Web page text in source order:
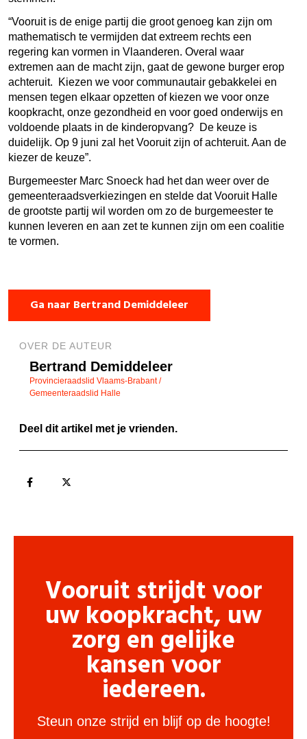
“Vooruit is de enige partij die groot genoeg kan zijn om
mathematisch te vermijden dat extreem rechts een
regering kan vormen in Vlaanderen. Overal waar
extremen aan de macht zijn, gaat de gewone burger erop
achteruit. Kiezen we voor communautair gebakkelei en
mensen tegen elkaar opzetten of kiezen we voor onze
koopkracht, onze gezondheid en voor goed onderwijs en
voldoende plaats in de kinderopvang? De keuze is
duidelijk. Op 9 juni zal het Vooruit zijn of achteruit. Aan de
kiezer de keuze”.
Burgemeester Marc Snoeck had het dan weer over de
gemeenteraadsverkiezingen en stelde dat Vooruit Halle
de grootste partij wil worden om zo de burgemeester te
kunnen leveren en aan zet te kunnen zijn om een coalitie
te vormen.
Ga naar Bertrand Demiddeleer
OVER DE AUTEUR
Bertrand Demiddeleer
Provincieraadslid Vlaams-Brabant /
Gemeenteraadslid Halle
Deel dit artikel met je vrienden.
Vooruit strijdt voor
uw koopkracht, uw
zorg en gelijke
kansen voor
iedereen.
Steun onze strijd en blijf op de hoogte!